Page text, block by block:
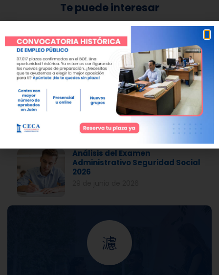
Te puede interesar
Publicada la Convocatoria
Policía Nacional 2026
13 de julio de 2026
El BOE publica el nombramiento
de los nuevos funcionarios de la
Seguridad Social
13 de julio de 2026
Análisis del Examen
Administrativo Seguridad Social
2026